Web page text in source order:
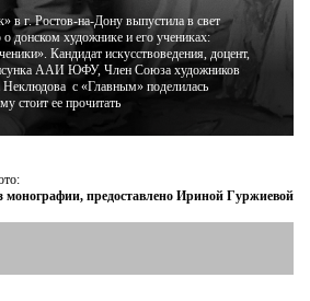
ЖУРНАЛ
в г. Ростов-на-Дону выпустила в свет
донском художнике и его учениках:
Кандидат искусствоведения, доцент,
ААИ ЮФУ, Член Союза художников
Неклюдова с «Главным» поделилась
стоит ее прочитать
монографии, предоставлено Ириной Гуржиевой